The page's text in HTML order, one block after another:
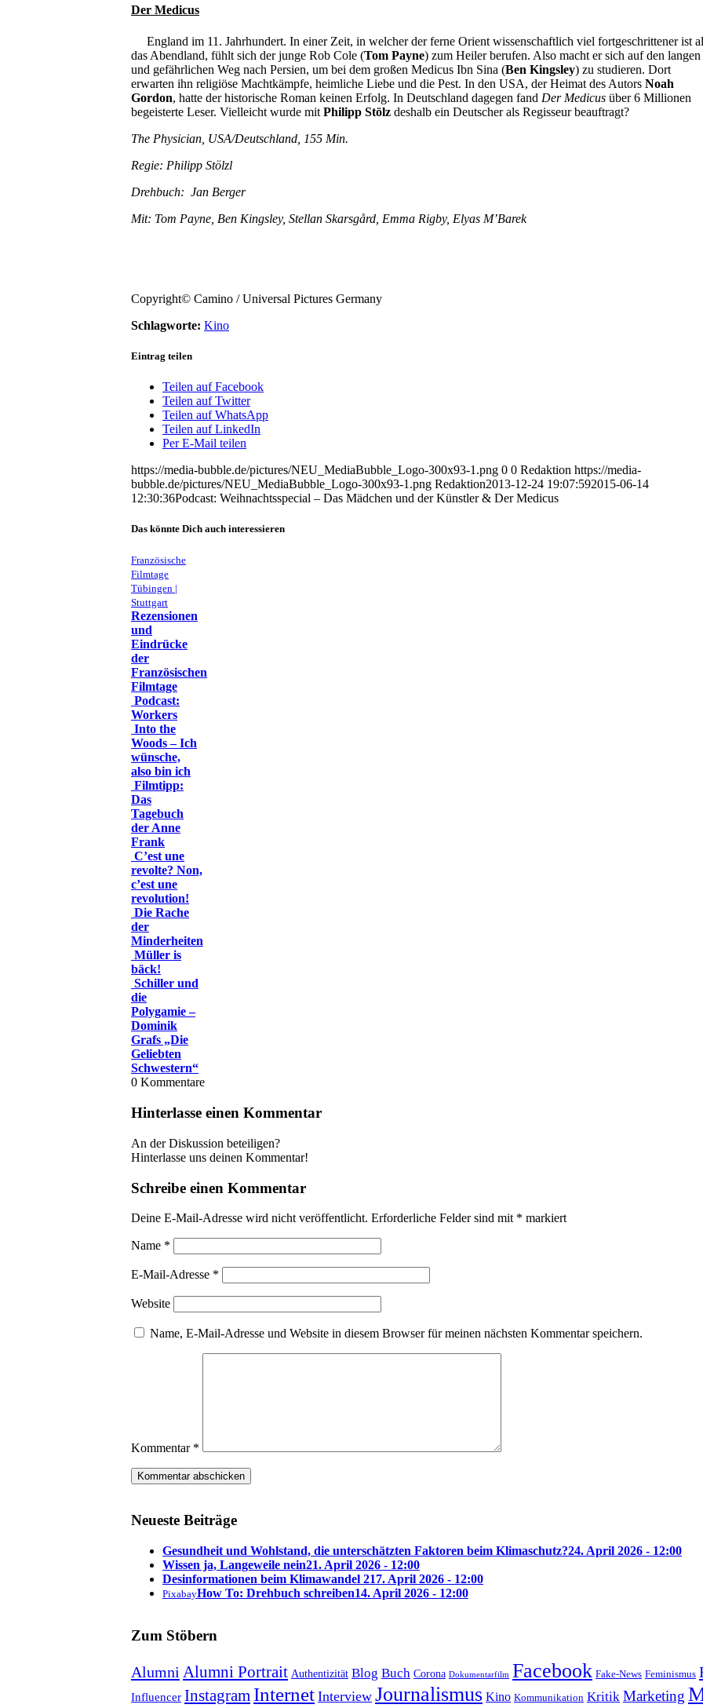
Der Medicus
England im 11. Jahrhundert. In einer Zeit, in welcher der ferne Orient wissenschaftlich viel fortgeschrittener ist
das Abendland, fühlt sich der junge Rob Cole (Tom Payne) zum Heiler berufen. Also macht er sich auf den langen
und gefährlichen Weg nach Persien, um bei dem großen Medicus Ibn Sina (Ben Kingsley) zu studieren. Dort
erwarten ihn religiöse Machtkämpfe, heimliche Liebe und die Pest. In den USA, der Heimat des Autors Noah
Gordon, hatte der historische Roman keinen Erfolg. In Deutschland dagegen fand Der Medicus über 6 Millionen
begeisterte Leser. Vielleicht wurde mit Philipp Stölz deshalb ein Deutscher als Regisseur beauftragt?
The Physician, USA/Deutschland, 155 Min.
Regie: Philipp Stölzl
Drehbuch: Jan Berger
Mit: Tom Payne, Ben Kingsley, Stellan Skarsgård, Emma Rigby, Elyas M’Barek
Copyright© Camino / Universal Pictures Germany
Schlagworte: Kino
Eintrag teilen
Teilen auf Facebook
Teilen auf Twitter
Teilen auf WhatsApp
Teilen auf LinkedIn
Per E-Mail teilen
https://media-bubble.de/pictures/NEU_MediaBubble_Logo-300x93-1.png 0 0 Redaktion https://media-
bubble.de/pictures/NEU_MediaBubble_Logo-300x93-1.png Redaktion2013-12-24 19:07:592015-06-14
12:30:36Podcast: Weihnachtsspecial – Das Mädchen und der Künstler & Der Medicus
Das könnte Dich auch interessieren
Französische
Filmtage
Tübingen |
Stuttgart
Rezensionen
und
Eindrücke
der
Französischen
Filmtage
Podcast:
Workers
Into the
Woods – Ich
wünsche,
also bin ich
Filmtipp:
Das
Tagebuch
der Anne
Frank
C’est une
revolte? Non,
c’est une
revolution!
Die Rache
der
Minderheiten
Müller is
bäck!
Schiller und
die
Polygamie –
Dominik
Grafs „Die
Geliebten
Schwestern“
0 Kommentare
Hinterlasse einen Kommentar
An der Diskussion beteiligen?
Hinterlasse uns deinen Kommentar!
Schreibe einen Kommentar
Deine E-Mail-Adresse wird nicht veröffentlicht. Erforderliche Felder sind mit * markiert
Name *
E-Mail-Adresse *
Website
Name, E-Mail-Adresse und Website in diesem Browser für meinen nächsten Kommentar speichern.
Kommentar *
Neueste Beiträge
Gesundheit und Wohlstand, die unterschätzten Faktoren beim Klimaschutz?24. April 2026 - 12:00
Wissen ja, Langeweile nein21. April 2026 - 12:00
Desinformationen beim Klimawandel 217. April 2026 - 12:00
PixabayHow To: Drehbuch schreiben14. April 2026 - 12:00
Zum Stöbern
Alumni Alumni Portrait Authentizität Blog Buch Corona Dokumentarfilm Facebook Fake-News Feminismus
Influencer Instagram Internet Interview Journalismus Kino Kommunikation Kritik Marketing